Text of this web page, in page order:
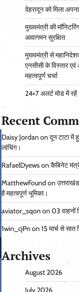
देहरादून को मिला
मुख्यमंत्री की
आवागमन सुरक्षित
मुख्यमंत्री से
एनसीसी के विस्तार
महत्वपूर्ण चर्चा
24×7 अलर्ट मोड में
Recent
Daisy Jordanonदून टाटा में
लांचिंग।
RafaelDyewsonकैबिनेट
MatthewFound on
है महत्वपूर्ण भूमिका।
aviator_sqonon03 वाहनों
1win_cjPnon15 मार्च से सात
Archives
August 2026
July 2026